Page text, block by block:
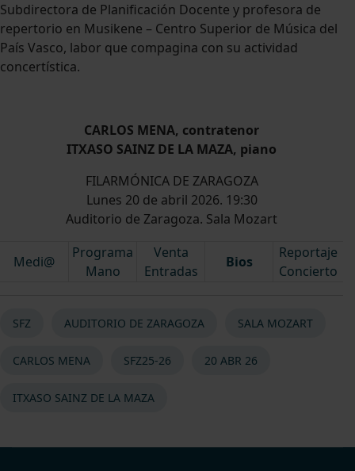
Subdirectora de Planificación Docente y profesora de
repertorio en Musikene – Centro Superior de Música del
País Vasco, labor que compagina con su actividad
concertística.
CARLOS MENA, contratenor
ITXASO SAINZ DE LA MAZA, piano
FILARMÓNICA DE ZARAGOZA
Lunes 20 de abril 2026. 19:30
Auditorio de Zaragoza. Sala Mozart
Medi@
Programa
Mano
Venta
Entradas
Bios
Reportaje
Concierto
SFZ AUDITORIO DE ZARAGOZA SALA MOZART
CARLOS MENA SFZ25-26 20 ABR 26
ITXASO SAINZ DE LA MAZA